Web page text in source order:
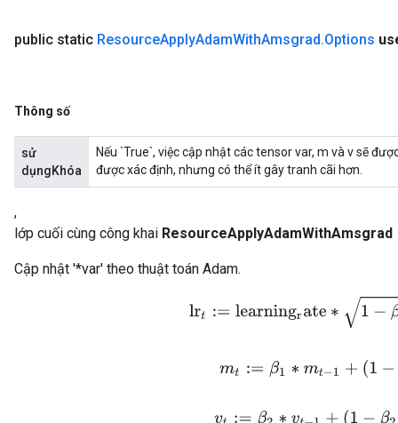
public static ResourceApplyAdamWithAmsgrad.Options
Thông số
sử
dụngKhóa
Nếu `True`, việc cập nhật các tensor var, m và v sẽ
được xác định, nhưng có thể ít gây tranh cãi hơn.
,
lớp cuối cùng công khai ResourceApplyAdamWithAmsgrad
Cập nhật '*var' theo thuật toán Adam.
lr ar a −β2t/(1
m t:=β 1 ∗mt−1 +(1 −β 1)
v t:=β2 ∗vt− 1+( 1 −β2) ∗g